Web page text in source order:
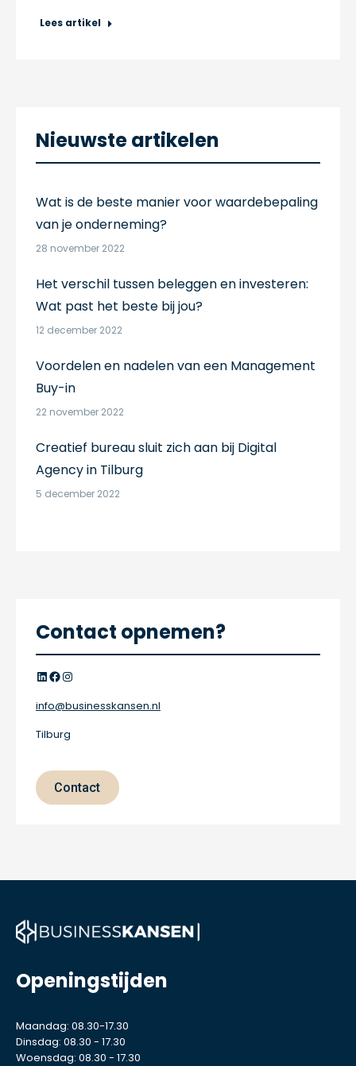
Lees artikel
Nieuwste artikelen
Wat is de beste manier voor waardebepaling
van je onderneming?
28 november 2022
Het verschil tussen beleggen en investeren:
Wat past het beste bij jou?
12 december 2022
Voordelen en nadelen van een Management
Buy-in
22 november 2022
Creatief bureau sluit zich aan bij Digital
Agency in Tilburg
5 december 2022
Contact opnemen?
LinkedIn Facebook Instagram
info@businesskansen.nl
Tilburg
Contact
Openingstijden
Maandag: 08.30-17.30
Dinsdag: 08.30 - 17.30
Woensdag: 08.30 - 17.30